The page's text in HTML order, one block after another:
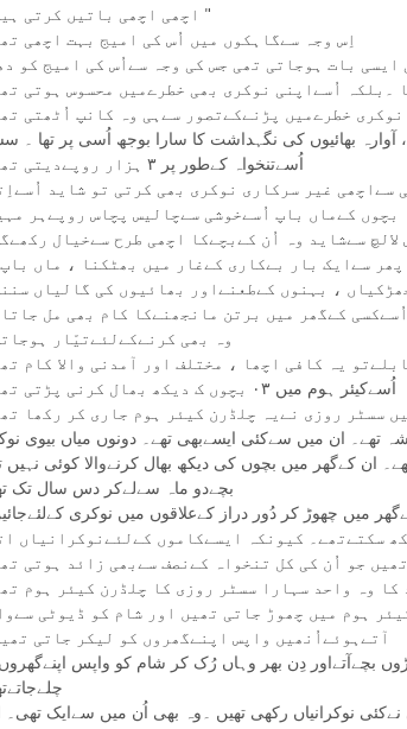
اچھی اچھی باتیں کرتی ہیں ۔ "
اِس وجہ سےگاہکوں میں اُس کی امیج بہت اچھی
بات ہوجاتی تھی جس کی وجہ سےاُس کی امیج کو
۔بلکہ اُسےاپنی نوکری بھی خطرےمیں محسوس ہوتی
نوکری خطرےمیں پڑنےکےتصور سےہی وہ کانپ اُٹھتی
آوارہ بھائیوں کی نگہداشت کا سارا بوجھ اُسی پر تھا ۔
اُسےتنخواہ کےطور پر ٣ ہزار روپےدیتی تھی ۔
سےاچھی غیر سرکاری نوکری بھی کرتی تو شاید
بچوں کےماں باپ اُسےخوشی سےچالیس پچاس روپےہر
سےشاید وہ اُن کےبچےکا اچھی طرح سےخیال
سےایک بار بےکاری کےغار میں بھٹکنا ، ماں
، بہنوں کےطعنےاور بھائیوں کی گالیاں
کےگھر میں برتن مانجھنےکا کام بھی مل
وہ بھی کرنےکےلئےتیّار
یہ کافی اچھا ، مختلف اور آمدنی والا کام
اُسےکیئر ہوم میں ٠٣ بچوں ک دیکھ بھال کرنی پڑتی تھی ۔
سسٹر روزی نےیہ چلڈرن کیئر ہوم جاری کر رکھا
تھے۔ ان میں سےکئی ایسےبھی تھے۔ دونوں میاں بیوی
ان کےگھر میں بچوں کی دیکھ بھال کرنےوالا کوئی نہیں
بچےدو ماہ سےلےکر دس سال تک
میں چھوڑ کر دُور دراز کےعلاقوں میں نوکری
سکتےتھے۔ کیونکہ ایسےکاموں کےلئےنوکرانیاں
جو اُن کی کل تنخواہ کےنصف سےبھی زائد ہوتی
کا وہ واحد سہارا سسٹر روزی کا چلڈرن کیئر ہوم
ہوم میں چھوڑ جاتی تھیں اور شام کو ڈیوٹی
آتےہوئےاُنھیں واپس اپنےگھروں کو لیکر جاتی
بچےآتےاور دِن بھر وہاں رُک کر شام کو واپس
نوکرانیاں رکھی تھیں ۔وہ بھی اُن میں سےایک